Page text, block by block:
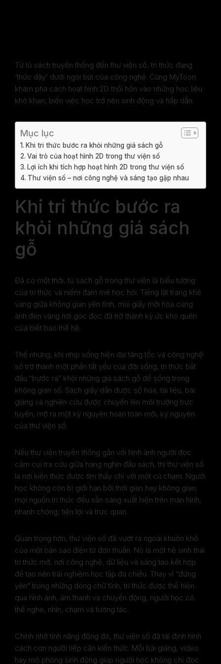
Từ tủ sách truyền thống đến thư viện số, tri thức đang
‘thức dậy’ dưới ngòi bút của công nghệ. Cùng MyToon
khám phá cách hoạt hình 2D thổi hồn vào những học liệu
khô khan, biến việc học trở nên sinh động và hấp dẫn.
Mục lục
Khi tri thức bước ra khỏi những giá sách gỗ
Vai trò của hoạt hình 2D trong thư viện số
Lợi ích khi tích hợp hoạt hình 2D trong thư viện số
Thư viện số – nơi công nghệ và sáng tạo gặp nhau
Khi tri thức bước ra
khỏi những giá sách
gỗ
Đã có một thời, tủ sách gỗ trong thư viện là biểu tượng
của tri thức và niềm đam mê học hỏi. Tiếng lật trang khẽ
vang giữa không gian yên tĩnh, mùi giấy mới hòa cùng
ánh đèn vàng nơi góc đọc đã trở thành ký ức khó quên
của biết bao thế hệ.
Thế nhưng, khi nhịp sống hiện đại tăng tốc và công nghệ
số trở thành một phần tất yếu của đời sống, tri thức bắt
đầu “bước ra” khỏi những giá sách gỗ để sống trong
không gian số. Sách giấy dần được số hóa, tài liệu, bài
giảng và nghiên cứu được chuyển lên môi trường trực
tuyến, mở ra một kỷ nguyên hoàn toàn mới, kỷ nguyên
của thư viện số.
Nếu thư viện truyền thống gắn với hình ảnh người đọc
cặm cụi tra cứu giữa hàng nghìn đầu sách, thì thư viện số
là nơi kiến thức được tìm thấy chỉ với một cú chạm. Người
học không còn bị giới hạn bởi thời gian hay không gian;
mọi nguồn tri thức đều sẵn sàng xuất hiện trên màn hình,
nhanh chóng, tiện lợi và trực quan.
Quan trọng hơn, thư viện số đã vượt ra ngoài khuôn khổ
của một bản sao điện tử đơn thuần. Nó là một hệ sinh thái
tri thức mở, nơi công nghệ, dữ liệu và sáng tạo kết hợp
để tạo nên trải nghiệm học tập đa chiều. Thay vì “đứng
yên” trong những dòng chữ tĩnh, tri thức được thể hiện
qua hình ảnh, âm thanh và chuyển động, người học có
thể nghe, nhìn, chạm và tương tác.
Chính nhờ tính năng động đó, thư viện số đã tái định hình
cách con người tiếp cận kiến thức. Mỗi bài giảng, video
hay mô phỏng sinh động giúp người học không chỉ đọc